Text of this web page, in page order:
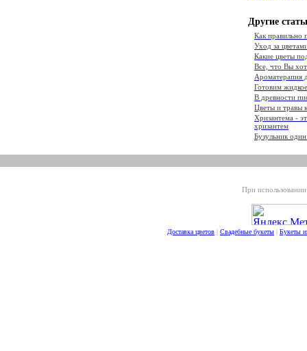
Другие
Как правильно
Уход за
Какие цветы
Все, что Вы
Ароматерапия
Готовим
В древности
Цветы и травы
Хризантема -
хризантем
Бузульник
При
Доставка цветов | Свадебные букеты | Букеты